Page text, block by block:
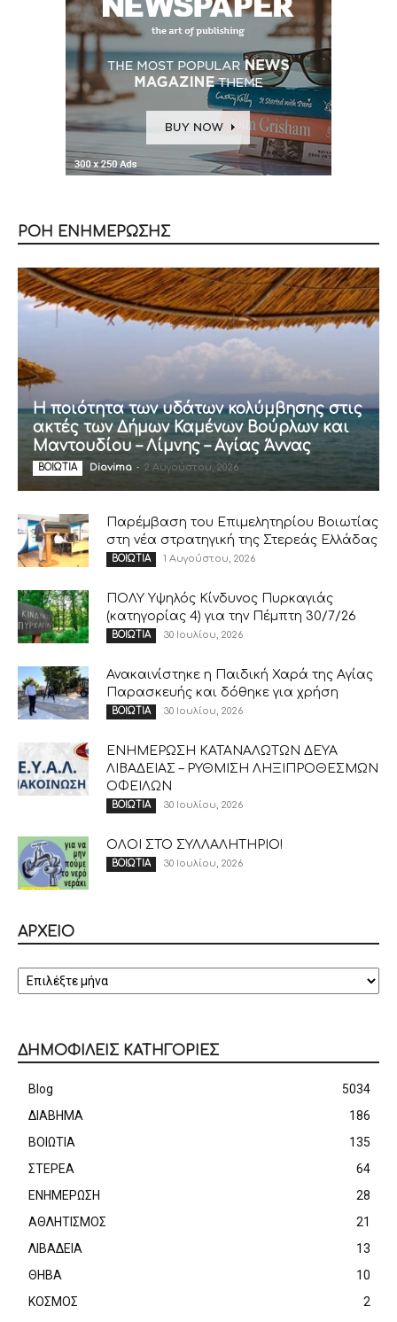
ΡΟΗ ΕΝΗΜΕΡΩΣΗΣ
Η ποιότητα των υδάτων κολύμβησης στις
ακτές των Δήμων Καμένων Βούρλων και
Μαντουδίου – Λίμνης – Αγίας Άννας
ΒΟΙΩΤΙΑ Diavima - 2 Αυγούστου, 2026
Παρέμβαση του Επιμελητηρίου Βοιωτίας
στη νέα στρατηγική της Στερεάς Ελλάδας
ΒΟΙΩΤΙΑ 1 Αυγούστου, 2026
ΠΟΛΥ Υψηλός Κίνδυνος Πυρκαγιάς
(κατηγορίας 4) για την Πέμπτη 30/7/26
ΒΟΙΩΤΙΑ 30 Ιουλίου, 2026
Ανακαινίστηκε η Παιδική Χαρά της Αγίας
Παρασκευής και δόθηκε για χρήση
ΒΟΙΩΤΙΑ 30 Ιουλίου, 2026
ΕΝΗΜΕΡΩΣΗ ΚΑΤΑΝΑΛΩΤΩΝ ΔΕΥΑ
ΛΙΒΑΔΕΙΑΣ – ΡΥΘΜΙΣΗ ΛΗΞΙΠΡΟΘΕΣΜΩΝ
ΟΦΕΙΛΩΝ
ΒΟΙΩΤΙΑ 30 Ιουλίου, 2026
ΟΛΟΙ ΣΤΟ ΣΥΛΛΑΛΗΤΗΡΙΟ!
ΒΟΙΩΤΙΑ 30 Ιουλίου, 2026
ΑΡΧΕΙΟ
ΑΡΧΕΙΟ
ΔΗΜΟΦΙΛΕΙΣ ΚΑΤΗΓΟΡΙΕΣ
Blog
5034
ΔΙΑΒΗΜΑ
186
ΒΟΙΩΤΙΑ
135
ΣΤΕΡΕΑ
64
ΕΝΗΜΕΡΩΣΗ
28
ΑΘΛΗΤΙΣΜΟΣ
21
ΛΙΒΑΔΕΙΑ
13
ΘΗΒΑ
10
ΚΟΣΜΟΣ
2